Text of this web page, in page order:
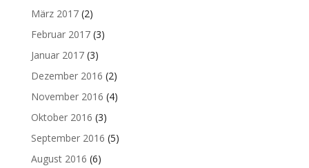
März 2017(2)
Februar 2017(3)
Januar 2017(3)
Dezember 2016 (2)
November 2016 (4)
Oktober 2016 (3)
September 2016 (5)
August 2016 (6)